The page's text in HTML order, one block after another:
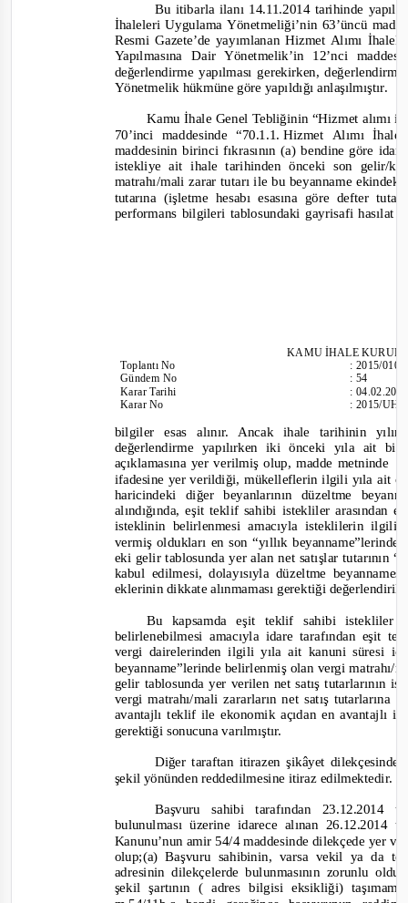
Bu itibarla ilanı 14.11.2014 tarihinde
İhaleleri Uygulama Yönetmeliği’nin 63’üncü
Resmi Gazete’de yayımlanan Hizmet Alımı
Yapılmasına Dair Yönetmelik’in 12’nci
değerlendirme yapılması gerekirken,
Yönetmelik hükmüne göre yapıldığı anlaşılmıştır.
Kamu İhale Genel Tebliğinin “Hizmet alımı
70’inci maddesinde “70.1.1. Hizmet
Alımı
maddesinin birinci fıkrasının (a) bendine göre
istekliye ait ihale tarihinden önceki son gelir/
matrahı/mali zarar tutarı ile bu beyanname
tutarına (işletme hesabı esasına göre defter
performans bilgileri tablosundaki gayrisafi
KAMU İHALE
ToplantıNo
Gündem No
Karar Tarihi
Karar No
:2015/010
:54
:
:2015/
bilgiler esas alınır. Ancak ihale tarihinin
değerlendirme yapılırken iki önceki yıla ait
açıklamasına yer verilmiş olup, madde metninde
ifadesine yer verildiği, mükelleflerin ilgili yıla ait
haricindeki diğer beyanlarının düzeltme
alındığında, eşit teklif sahibi istekliler arasından
isteklinin belirlenmesi amacıyla isteklilerin
vermiş oldukları en son “yıllık
eki gelir tablosunda yer alan net satışlar tutarının
kabul edilmesi, dolayısıyla düzeltme
eklerinin dikkate alınmaması gerektiği
Bu kapsamda eşit teklif sahibi istekliler
belirlenebilmesi amacıyla idare tarafından eşit
vergi dairelerinden ilgili yıla ait kanuni süresi
beyanname”lerinde belirlenmiş olan vergi
gelir tablosunda yer verilen net satış tutarlarının
vergi matrahı/mali zararların net satış tutarlarına
avantajlı teklif ile ekonomik açıdan en
gerektiği sonucuna varılmıştır.
Diğer taraftan itirazen şikâyet dilekçesinde
şekil yönünden reddedilmesine itiraz edilmektedir.
Başvuru sahibi tarafından 23.12.2014
bulunulması üzerine idarece alınan 26.12.2014
Kanunu’nun amir 54/4 maddesinde dilekçede yer
olup;(a) Başvuru sahibinin, varsa vekil ya da
adresinin dilekçelerde bulunmasının zorunlu
şekil şartının ( adres bilgisi eksikliği)